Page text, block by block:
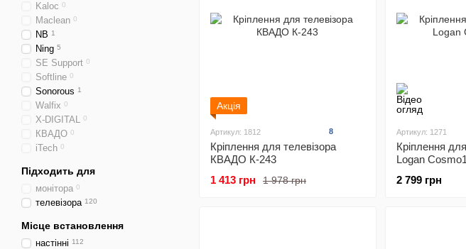
Акція
Артикул: 1812 8
Кріплення для телевізора
КВАДО К-243
1 978 грн
1 413 грн
Артикул: 1271
Кріплення
Logan
2 799 грн
Kaloc 0
Maclean 0
NB 1
Ning 5
SE Support 0
Softline 0
Sonorous 1
Walfix 0
X-DIGITAL 0
КВАДО 0
iTech 0
Підходить для
монітора 0
телевізора 120
Місце встановлення
настінні 112